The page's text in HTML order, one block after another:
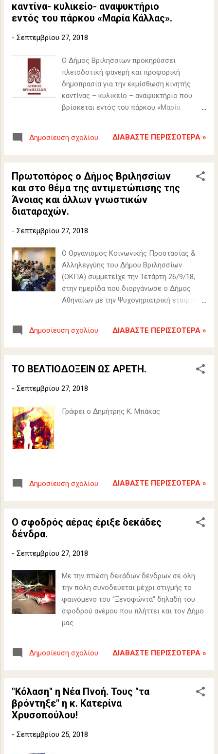
καντίνα- κυλικείο- αναψυκτήριο
εντός του πάρκου «Μαρία Κάλλας».
- Σεπτεμβρίου 27, 2018
Ο Δήμος Βριλησσίων προκηρύσσει
πλειοδοτική φανερή και προφορική
δημοπρασία για την εκμίσθωση κινητής
καντίνας – κυλικείο – αναψυκτήριο που
βρίσκεται εντός του πάρκου «Μαρία
όροι διακήρυξης
Δημοσίευση σχολίου ΔΙΑΒΆΣΤΕ ΠΕΡΙΣΣΌΤΕΡΑ »
Πρωτοπόρος ο Δήμος Βριλησσίων
και στο θέμα της αντιμετώπισης της
Άνοιας και άλλων γνωστικών
διαταραχών.
- Σεπτεμβρίου 27, 2018
Ο Οργανισμός Κοινωνικής Προστασίας &
Αλληλεγγύης του Δήμου Βριλησσίων
(ΟΚΠΑ) συμμετείχε την Τετάρτη 26/9/18,
στην ημερίδα που διοργάνωσε ο Δήμος
Αθηναίων με την Ψυχογηριατρική εταιρία
Άνοια".
Δημοσίευση σχολίου ΔΙΑΒΆΣΤΕ ΠΕΡΙΣΣΌΤΕΡΑ »
ΤΟ ΒΕΛΤΙΟΔΟΞΕΙΝ ΩΣ ΑΡΕΤΗ.
- Σεπτεμβρίου 27, 2018
Γράφει ο Δημήτρης Κ. Μπάκας
Δημοσίευση σχολίου ΔΙΑΒΆΣΤΕ ΠΕΡΙΣΣΌΤΕΡΑ »
Ο σφοδρός αέρας έριξε δεκάδες
δένδρα.
- Σεπτεμβρίου 27, 2018
Με την πτώση δεκάδων δένδρων σε όλη
την πόλη συνοδεύεται μέχρι στιγμής το
φαινόμενο του "Ξενοφώντα" δηλαδή του
σφοδρού ανέμου που πλήττει και τον Δήμο
μας.
Δημοσίευση σχολίου ΔΙΑΒΆΣΤΕ ΠΕΡΙΣΣΌΤΕΡΑ »
"Κόλαση" η Νέα Πνοή. Τους "τα
βρόντηξε" η κ. Κατερίνα
Χρυσοπούλου!
- Σεπτεμβρίου 25, 2018